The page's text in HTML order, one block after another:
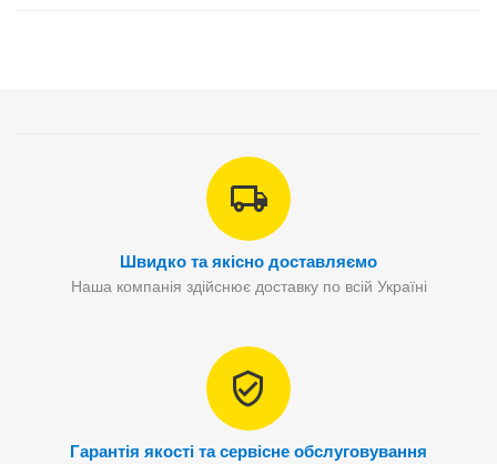
Швидко та якісно доставляємо
Наша компанія здійснює доставку по всій Україні
Гарантія якості та сервісне обслуговування